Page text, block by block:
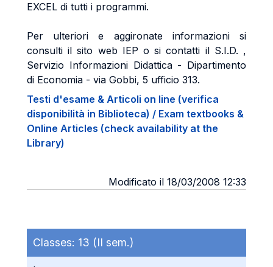
EXCEL di tutti i programmi.
Per ulteriori e aggironate informazioni si
consulti il sito web IEP o si contatti il S.I.D. ,
Servizio Informazioni Didattica - Dipartimento
di Economia - via Gobbi, 5 ufficio 313.
Testi d'esame & Articoli on line (verifica
disponibilità in Biblioteca) / Exam textbooks &
Online Articles (check availability at the
Library)
Modificato il 18/03/2008 12:33
Classes: 13 (II sem.)